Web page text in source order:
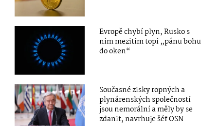
Evropě chybí plyn, Rusko s
ním mezitím topí „pánu bohu
do oken“
Současné zisky ropných a
plynárenských společností
jsou nemorální a měly by se
zdanit, navrhuje šéf OSN